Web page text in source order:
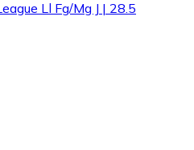
Ll Fg/Mg J | 28.5